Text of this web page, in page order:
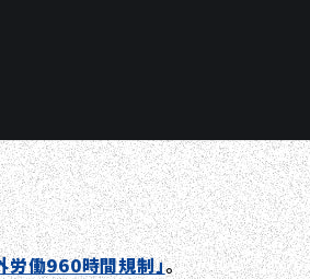
労働960時間規制」。